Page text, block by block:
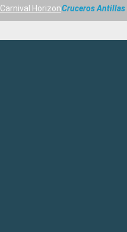
Carnival HorizonCruceros Antillas